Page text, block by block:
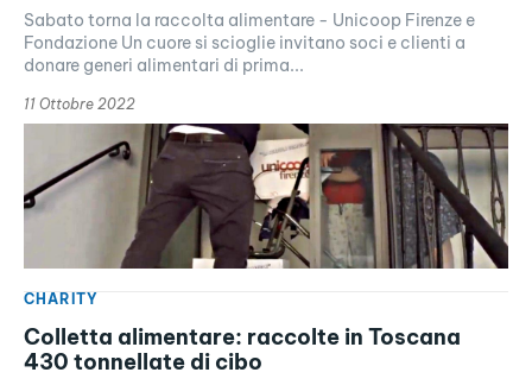
Sabato torna la raccolta alimentare - Unicoop Firenze e
Fondazione Un cuore si scioglie invitano soci e clienti a
donare generi alimentari di prima...
11 Ottobre 2022
CHARITY
Colletta alimentare: raccolte in Toscana
430 tonnellate di cibo